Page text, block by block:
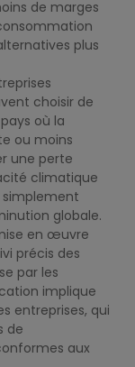
de marges
plus
choisir de
où la
ou moins
une perte
climatique
simplement
globale.
en œuvre
précis des
par les
implique
entreprises, qui
de
aux